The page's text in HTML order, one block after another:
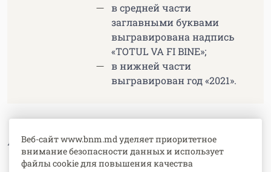
Веб-сайт www.bnm.md уделяет приоритетное
внимание безопасности данных и использует
файлы cookie для повышения качества
в средней части
заглавными буквами
выгравирована надпись
«TOTUL VA FI BINE»;
в нижней части
выгравирован год «2021».
Графический дизайн монеты: Симион Замша